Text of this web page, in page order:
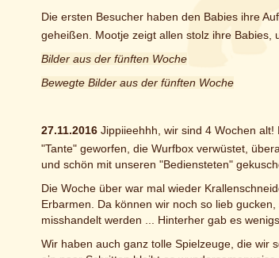
Die ersten Besucher haben den Babies ihre
geheißen. Mootje zeigt allen stolz ihre
Bilder aus der fünften Woche
Bewegte Bilder aus der fünften Woche
27.11.2016 Jippiieehhh, wir sind 4 Wochen
"Tante" geworfen, die Wurfbox verwüstet,
und schön mit unseren "Bediensteten"
Die Woche über war mal wieder
Erbarmen. Da können wir noch so lieb
misshandelt werden ... Hinterher gab es
Wir haben auch ganz tolle Spielzeuge, die wir